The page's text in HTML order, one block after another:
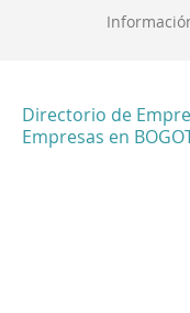
Directorio de
Empresas en